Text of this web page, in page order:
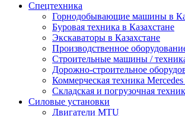
Спецтехника
Горнодобывающие машины в
Буровая техника в Казахстане
Экскаваторы в Казахстане
Производственное
Строительные машины /
Дорожно-строительное
Коммерческая техника
Складская и погрузочная
Силовые установки
Двигатели MTU